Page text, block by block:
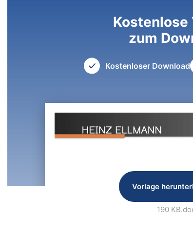
Kostenlose
zum
Kostenloser Download
Vorlage
190 KB